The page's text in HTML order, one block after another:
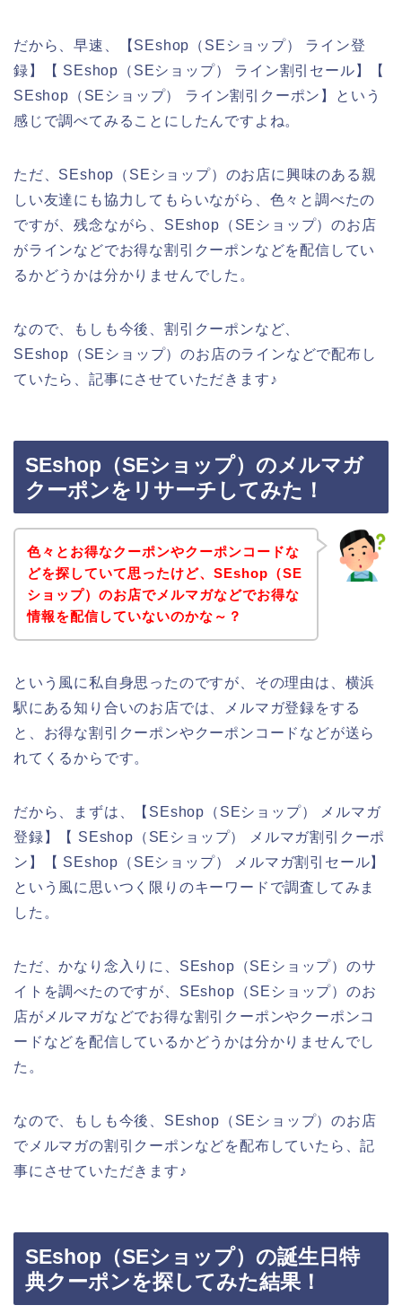
だから、早速、【SEshop（SEショップ） ライン登
録】【 SEshop（SEショップ） ライン割引セール】【
SEshop（SEショップ） ライン割引クーポン】という
感じで調べてみることにしたんですよね。
ただ、SEshop（SEショップ）のお店に興味のある親
しい友達にも協力してもらいながら、色々と調べたの
ですが、残念ながら、SEshop（SEショップ）のお店
がラインなどでお得な割引クーポンなどを配信してい
るかどうかは分かりませんでした。
なので、もしも今後、割引クーポンなど、
SEshop（SEショップ）のお店のラインなどで配布し
ていたら、記事にさせていただきます♪
SEshop（SEショップ）のメルマガ
クーポンをリサーチしてみた！
色々とお得なクーポンやクーポンコードな
どを探していて思ったけど、SEshop（SE
ショップ）のお店でメルマガなどでお得な
情報を配信していないのかな～？
という風に私自身思ったのですが、その理由は、横浜
駅にある知り合いのお店では、メルマガ登録をする
と、お得な割引クーポンやクーポンコードなどが送ら
れてくるからです。
だから、まずは、【SEshop（SEショップ） メルマガ
登録】【 SEshop（SEショップ） メルマガ割引クーポ
ン】【 SEshop（SEショップ） メルマガ割引セール】
という風に思いつく限りのキーワードで調査してみま
した。
ただ、かなり念入りに、SEshop（SEショップ）のサ
イトを調べたのですが、SEshop（SEショップ）のお
店がメルマガなどでお得な割引クーポンやクーポンコ
ードなどを配信しているかどうかは分かりませんでし
た。
なので、もしも今後、SEshop（SEショップ）のお店
でメルマガの割引クーポンなどを配布していたら、記
事にさせていただきます♪
SEshop（SEショップ）の誕生日特
典クーポンを探してみた結果！